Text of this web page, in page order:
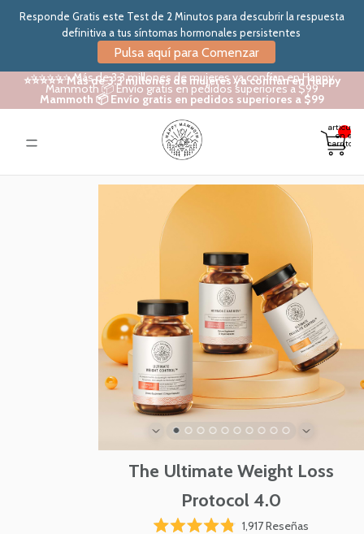
Responde Gratis este Test de 2 Minutos para descubrir la respuesta
definitiva a tus síntomas hormonales persistentes
Pulsa aquí para Comenzar
⭐⭐⭐⭐⭐ Más de 3.3 millones de mujeres ya confían en Happy
Mammoth 📦 Envío gratis en pedidos superiores a $99
⭐⭐⭐⭐⭐ Más de 3.3 millones de mujeres ya confían en Happy
Mammoth 📦 Envío gratis en pedidos superiores a $99
artículos
en el
carrito: 0
The Ultimate Weight Loss
Protocol 4.0
1,917Reseñas